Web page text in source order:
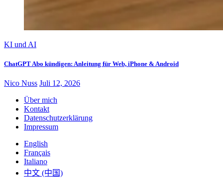
KI und AI
ChatGPT Abo kündigen: Anleitung für Web, iPhone & Android
Nico Nuss Juli 12, 2026
Über mich
Kontakt
Datenschutzerklärung
Impressum
English
Français
Italiano
中文 (中国)